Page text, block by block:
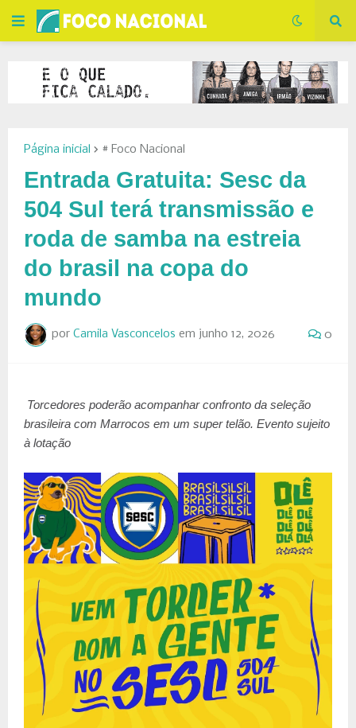
Página inicial # Foco Nacional
Entrada Gratuita: Sesc da
504 Sul terá transmissão e
roda de samba na estreia
do brasil na copa do
mundo
por Camila Vasconcelos em junho 12, 2026 0
Torcedores poderão acompanhar confronto da seleção
brasileira com Marrocos em um super telão. Evento sujeito
à lotação